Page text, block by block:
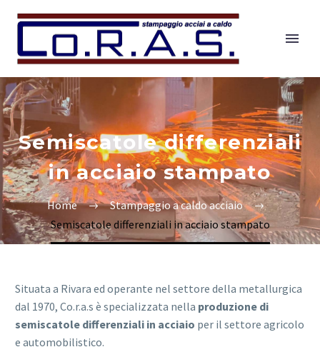
Semiscatole differenziali
in acciaio stampato
Home
Stampaggio a caldo acciaio
Semiscatole differenziali in acciaio stampato
Situata a Rivara ed operante nel settore della metallurgica
dal 1970, Co.r.a.s è specializzata nella produzione di
semiscatole differenziali in acciaio per il settore agricolo
e automobilistico.